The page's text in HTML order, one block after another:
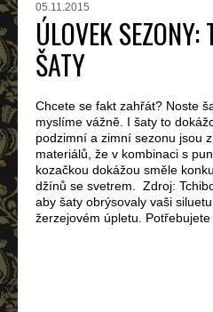
05.11.2015
ÚLOVEK SEZONY:
ŠATY
Chcete se fakt zahřát? Noste
myslíme vážně. I šaty to
podzimní a zimní sezonu jsou
materiálů, že v kombinaci s
kozačkou dokážou směle
džínů se svetrem. Zdroj:
aby šaty obrýsovaly vaši
žerzejovém úpletu. Potřebujete